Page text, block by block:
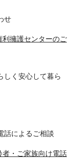
せ
擁護センターのご
く安心して暮ら
話によるご相談
・ご家族向け電話